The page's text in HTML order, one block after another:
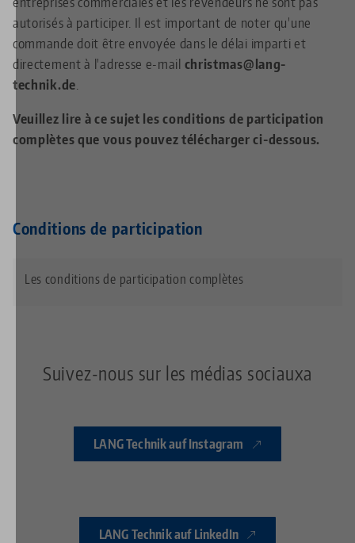
autorisés à participer. Il est important de noter qu'une
commande doit être envoyée dans le délai imparti et
directement à l'adresse e-mail christmas@lang-
technik.de
Veuillez lire à ce sujet les conditions de participation
complètes que vous pouvez télécharger ci-dessous.
Conditions de participation
Les conditions de participation complètes
Suivez-nous sur les médias sociauxa
LANG Technik auf Instagram
LANG Technik auf LinkedIn